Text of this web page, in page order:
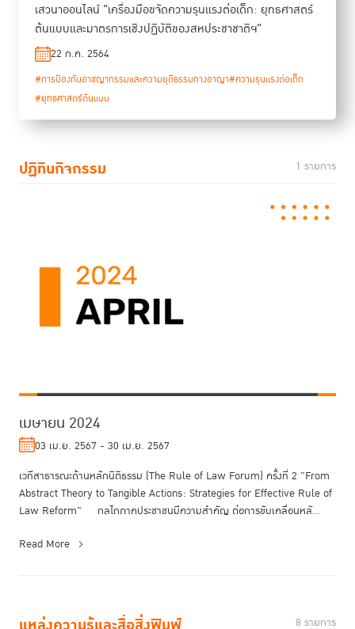
เสวนาออนไลน์ "เครื่องมือขจัดความรุนแรงต่อเด็ก: ยุทธศาสตร์
ต้นแบบและมาตรการเชิงปฏิบัติของสหประชาชาติฯ"
22 ก.ค. 2564
#การป้องกันอาชญากรรมและความยุติธรรมทางอาญา#ความรุนแรงต่อเด็ก
#ยุทธศาสตร์ต้นแบบ
ปฏิทินกิจกรรม 1 รายการ
เมษายน 2024
03 เม.ย. 2567 - 30 เม.ย. 2567
เวทีสาธารณะด้านหลักนิติธรรม (The Rule of Law Forum) ครั้งที่ 2 "From
Abstract Theory to Tangible Actions: Strategies for Effective Rule of
Law Reform" กลไกภาคประชาชนมีความสำคัญ ต่อการขับเคลื่อนหลั...
Read More
8 รายการ